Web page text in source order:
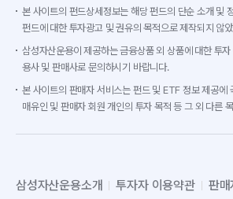
본 사이트의 펀드상세정보는 해당 펀드의 단순 소개 및
펀드에 대한 투자광고 및 권유의 목적으로 제작되지 않
삼성자산운용이 제공하는 금융상품 외 상품에 대한 투
용사 및 판매사로 문의하시기 바랍니다.
본 사이트의 판매자 서비스는 펀드 및 ETF 정보 제공에
매유인 및 판매자 회원 개인의 투자 목적 등 그 외 다른
삼성자산운용소개 투자자 이용약관
판매